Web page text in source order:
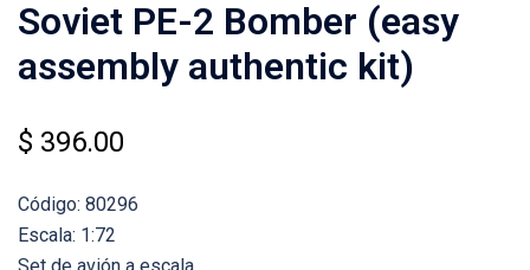
Soviet PE-2 Bomber (easy
assembly authentic kit)
$ 396.00
Código: 80296
Escala: 1:72